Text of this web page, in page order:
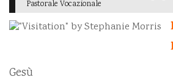
Pastorale Vocazionale
Gesù